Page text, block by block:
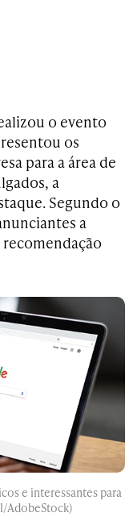
o evento
os
para a área de
a
Segundo o
a
e interessantes para
AdobeStock)